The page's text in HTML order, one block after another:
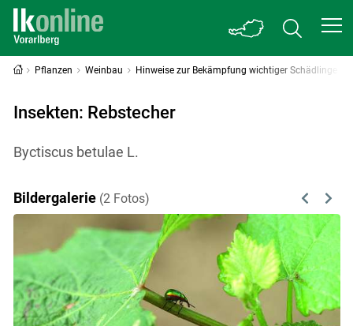
Pflanzen Weinbau Hinweise zur Bekämpfung wichtiger Schädlinge
Insekten: Rebstecher
Byctiscus betulae L.
Bildergalerie (2 Fotos) Previous
Next